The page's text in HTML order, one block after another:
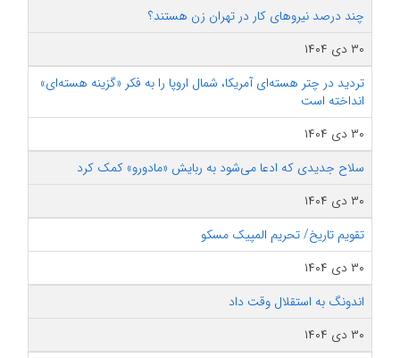
چند درصد نیروهای کار در تهران زن هستند؟
۳۰ دی ۱۴۰۴
تردید در چتر هسته‌ای آمریکا، شمال اروپا را به فکر «گزینه هسته‌ای»
انداخته است
۳۰ دی ۱۴۰۴
سلاح جدیدی که ادعا می‌شود به ربایش «مادورو» کمک کرد
۳۰ دی ۱۴۰۴
تقویم تاریخ/ تحریم المپیک مسکو
۳۰ دی ۱۴۰۴
اندونگ به استقلال وقت داد
۳۰ دی ۱۴۰۴